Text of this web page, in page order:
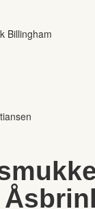
Billingham